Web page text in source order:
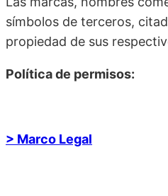
símbolos de terceros,
propiedad de sus
Política de permisos:
> Marco Legal